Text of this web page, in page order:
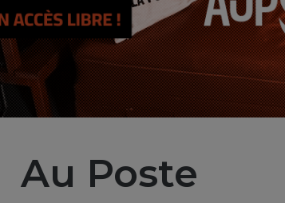
Au Poste